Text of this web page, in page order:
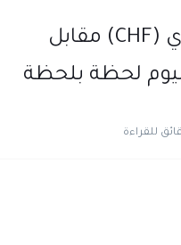
سعر الفرنك السويسري (CHF) مقابل